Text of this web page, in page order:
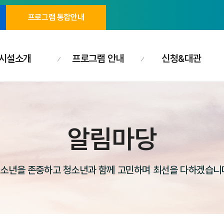
프로그램 통합안내
설소개 프로그램 안내 신청&대관
알림마당
년을 존중하고 청소년과 함께 고민하며 최선을 다하겠습니